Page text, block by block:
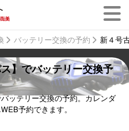
バッテリー交換の予約 新４号
】でバッテリー交換予
ッテリー交換の予約。カレンダ
予約できます。